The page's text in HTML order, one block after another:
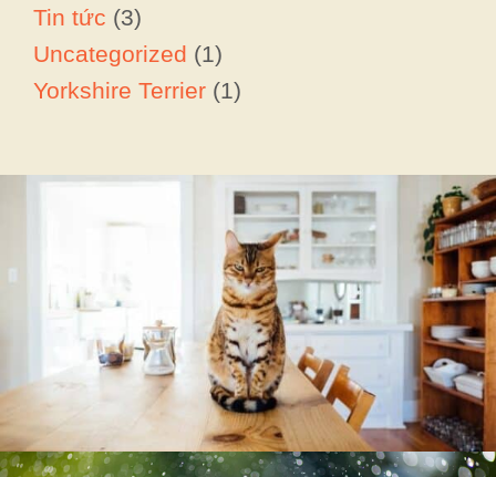
Tin tức (3)
Uncategorized (1)
Yorkshire Terrier (1)